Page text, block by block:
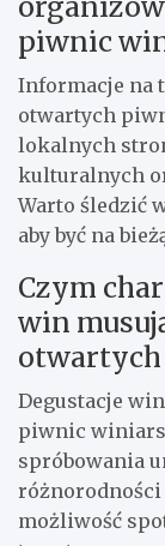
piwnic
Informacje na
otwartych
lokalnych
kulturalnych
Warto śledzić
aby być na
Czym
win
Degustacje
piwnic
spróbowania
różnorodności
możliwość